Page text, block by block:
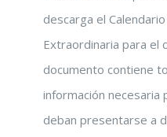
descarga el
Extraordinaria para el
documento contiene
información necesaria
deban presentarse a